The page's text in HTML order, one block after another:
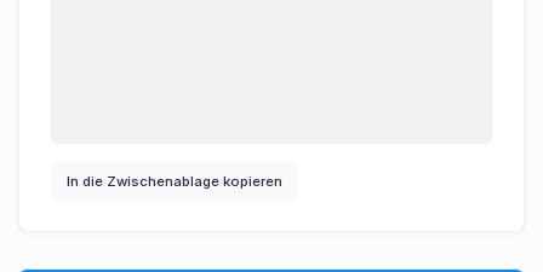
In die Zwischenablage kopieren